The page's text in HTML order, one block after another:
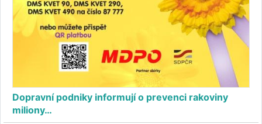
Dopravní podniky informují o prevenci rakoviny
miliony…